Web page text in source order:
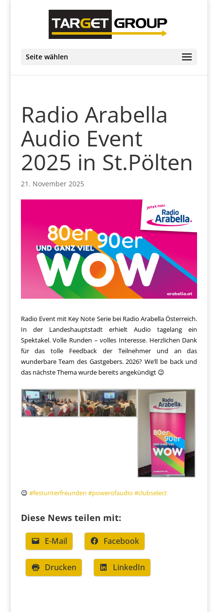
Seite wählen
Radio Arabella
Audio Event
2025 in St.Pölten
21. November 2025
Radio Event mit Key Note Serie bei Radio Arabella Österreich.
In der Landeshauptstadt erhielt Audio tagelang ein
Spektakel. Volle Runden – volles Interesse. Herzlichen Dank
für das tolle Feedback der Teilnehmer und an das
wunderbare Team des Gastgebers. 2026? We’ll be back und
das nächste Thema wurde bereits angekündigt 😉
😉 #festunterfreunden #powerofaudio #clubselect
Diese News teilen mit:
E-Mail Facebook
Drucken LinkedIn